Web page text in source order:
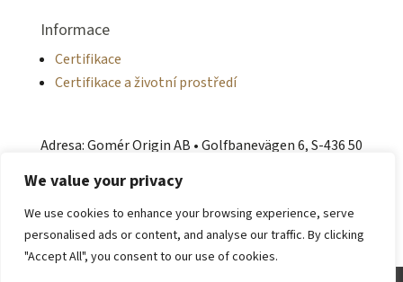
We value your privacy
We use cookies to enhance your browsing experience, serve
personalised ads or content, and analyse our traffic. By clicking
"Accept All", you consent to our use of cookies.
Informace
Certifikace
Certifikace a životní prostředí
Adresa: Gomér Origin AB • Golfbanevägen 6, S-436 50
• Tel: +46 705-12 25 30 • Web: gomerorigin.com